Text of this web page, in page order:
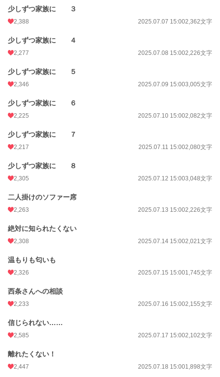
少しずつ家族に ３
2,388 2025.07.07 15:002,362文字
少しずつ家族に ４
2,277 2025.07.08 15:002,226文字
少しずつ家族に ５
2,346 2025.07.09 15:003,005文字
少しずつ家族に ６
2,225 2025.07.10 15:002,082文字
少しずつ家族に ７
2,217 2025.07.11 15:002,080文字
少しずつ家族に ８
2,305 2025.07.12 15:003,048文字
二人掛けのソファー席
2,263 2025.07.13 15:002,226文字
絶対に知られたくない
2,308 2025.07.14 15:002,021文字
温もりも匂いも
2,326 2025.07.15 15:001,745文字
西条さんへの相談
2,233 2025.07.16 15:002,155文字
信じられない……
2,585 2025.07.17 15:002,102文字
離れたくない！
2,447 2025.07.18 15:001,898文字